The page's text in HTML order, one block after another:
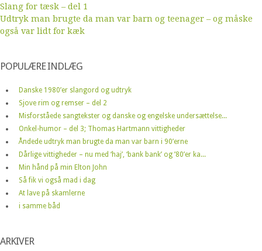
Slang for tæsk – del 1
Udtryk man brugte da man var barn og teenager – og måske
også var lidt for kæk
POPULÆRE INDLÆG
Danske 1980’er slangord og udtryk
Sjove rim og remser – del 2
Misforståede sangtekster og danske og engelske undersættelse...
Onkel-humor – del 3; Thomas Hartmann vittigheder
Åndede udtryk man brugte da man var barn i 90’erne
Dårlige vittigheder – nu med ‘haj’, ‘bank bank’ og ’80’er ka...
Min hånd på min Elton John
Så fik vi også mad i dag
At lave på skamlerne
i samme båd
ARKIVER